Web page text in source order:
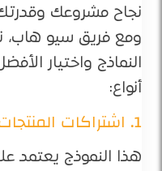
نجاح مشروعك
ومع فريق سيو
النماذج واختيار
أنواع:
1. اشتراكات المنتجات المتكررة
هذا النموذج يعتمد